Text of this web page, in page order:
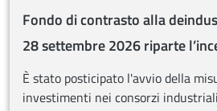
Fondo di contrasto alla
28 settembre 2026 riparte
È stato posticipato l'avvio della
investimenti nei consorzi